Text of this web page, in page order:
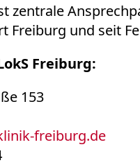
zentrale
Freiburg und seit
Freiburg:
153
freiburg.de